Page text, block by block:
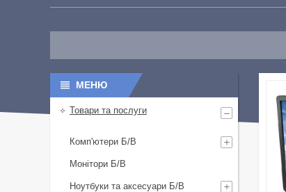
Товари та послуги
Комп'ютери Б/В
Монітори Б/В
Ноутбуки та аксесуари Б/В